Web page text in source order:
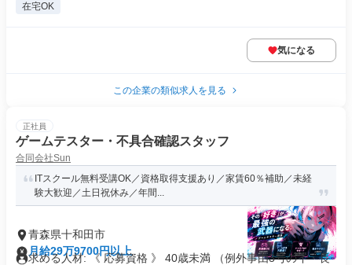
在宅OK
気になる
この企業の類似求人を見る
正社員
ゲームテスター・不具合確認スタッフ
合同会社Sun
ITスクール無料受講OK／資格取得支援あり／家賃60％補助／未経
験大歓迎／土日祝休み／年間...
青森県十和田市
月給29万9700円以上
求める人材: 《 応募資格 》 40歳未満 （例外事由3号のイ・長